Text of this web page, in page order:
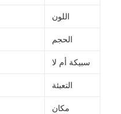
اللون
الحجم
سبيكة أم لا
التعبئة
مكان